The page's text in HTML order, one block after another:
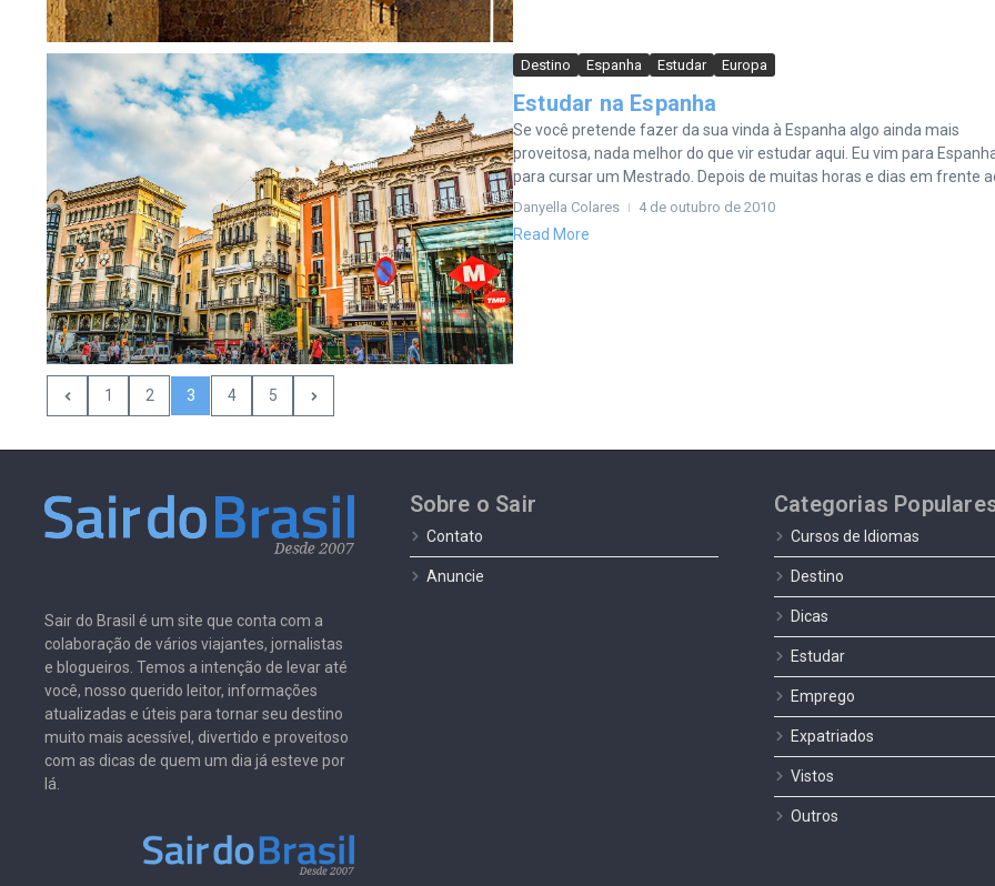
Destino Espanha Estudar Europa
Estudar na Espanha
Se você pretende fazer da sua vinda à Espanha algo ainda mais
proveitosa, nada melhor do que vir estudar aqui. Eu vim para
para cursar um Mestrado. Depois de muitas horas e dias em frente
Danyella Colares 4 de outubro de 2010
Read More
1 2 3 4 5
Sair do Brasil é um site que conta com a
colaboração de vários viajantes, jornalistas
e blogueiros. Temos a intenção de levar até
você, nosso querido leitor, informações
atualizadas e úteis para tornar seu destino
muito mais acessível, divertido e proveitoso
com as dicas de quem um dia já esteve por
lá.
Sobre o Sair
Contato
Anuncie
Categorias
Cursos de Idiomas
Destino
Dicas
Estudar
Emprego
Expatriados
Vistos
Outros